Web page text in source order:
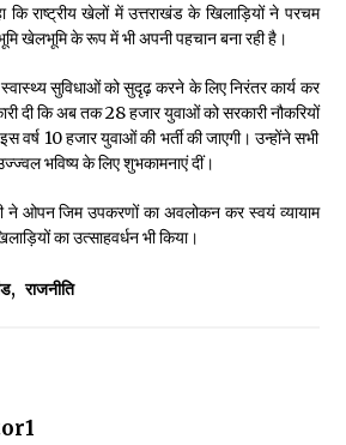
कि राष्ट्रीय खेलों में उत्तराखंड के खिलाड़ियों ने परचम
खेलभूमि के रूप में भी अपनी पहचान बना रही है।
सुविधाओं को सुदृढ़ करने के लिए निरंतर कार्य कर
दी कि अब तक 28 हजार युवाओं को सरकारी नौकरियों
वर्ष 10 हजार युवाओं की भर्ती की जाएगी। उन्होंने सभी
उज्ज्वल भविष्य के लिए शुभकामनाएं दीं।
ने ओपन जिम उपकरणों का अवलोकन कर स्वयं व्यायाम
का उत्साहवर्धन भी किया।
, राजनीति